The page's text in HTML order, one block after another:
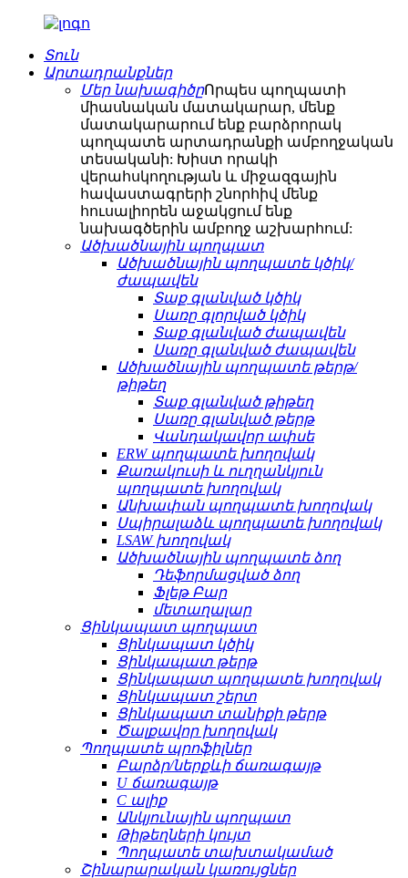
Տուն
Արտադրանքներ
Մեր նախագիծըՈրպես պողպատի
միասնական մատակարար, մենք
մատակարարում ենք բարձրորակ
պողպատե արտադրանքի ամբողջական
տեսականի: Խիստ որակի
վերահսկողության և միջազգային
հավաստագրերի շնորհիվ մենք
հուսալիորեն աջակցում ենք
նախագծերին ամբողջ աշխարհում:
Ածխածնային պողպատ
Ածխածնային պողպատե կծիկ/
ժապավեն
Տաք գլանված կծիկ
Սառը գլորված կծիկ
Տաք գլանված ժապավեն
Սառը գլանված ժապավեն
Ածխածնային պողպատե թերթ/
թիթեղ
Տաք գլանված թիթեղ
Սառը գլանված թերթ
Վանդակավոր ափսե
ERW պողպատե խողովակ
Քառակուսի և ուղղանկյուն
պողպատե խողովակ
Անխափան պողպատե խողովակ
Սպիրալաձև պողպատե խողովակ
LSAW խողովակ
Ածխածնային պողպատե ձող
Դեֆորմացված ձող
Ֆլեթ Բար
մետաղալար
Ցինկապատ պողպատ
Ցինկապատ կծիկ
Ցինկապատ թերթ
Ցինկապատ պողպատե խողովակ
Ցինկապատ շերտ
Ցինկապատ տանիքի թերթ
Ծալքավոր խողովակ
Պողպատե պրոֆիլներ
Բարձր/ներքևի ճառագայթ
U ճառագայթ
C ալիք
Անկյունային պողպատ
Թիթեղների կույտ
Պողպատե տախտակամած
Շինարարական կառույցներ